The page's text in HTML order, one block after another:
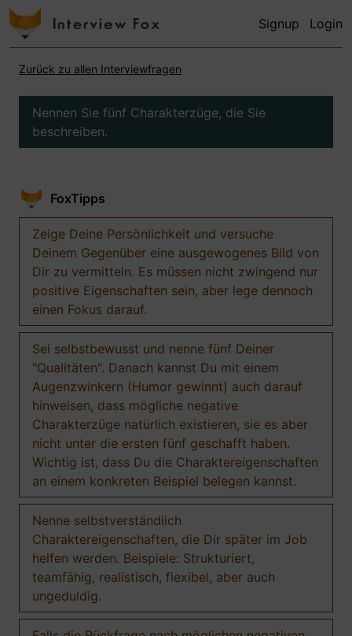
Signup Login
Zurück zu allen Interviewfragen
Nennen Sie fünf Charakterzüge, die Sie
beschreiben.
FoxTipps
Zeige Deine Persönlichkeit und versuche
Deinem Gegenüber eine ausgewogenes Bild von
Dir zu vermitteln. Es müssen nicht zwingend nur
positive Eigenschaften sein, aber lege dennoch
einen Fokus darauf.
Sei selbstbewusst und nenne fünf Deiner
"Qualitäten". Danach kannst Du mit einem
Augenzwinkern (Humor gewinnt) auch darauf
hinweisen, dass mögliche negative
Charakterzüge natürlich existieren, sie es aber
nicht unter die ersten fünf geschafft haben.
Wichtig ist, dass Du die Charaktereigenschaften
an einem konkreten Beispiel belegen kannst.
Nenne selbstverständlich
Charaktereigenschaften, die Dir später im Job
helfen werden. Beispiele: Strukturiert,
teamfähig, realistisch, flexibel, aber auch
ungeduldig.